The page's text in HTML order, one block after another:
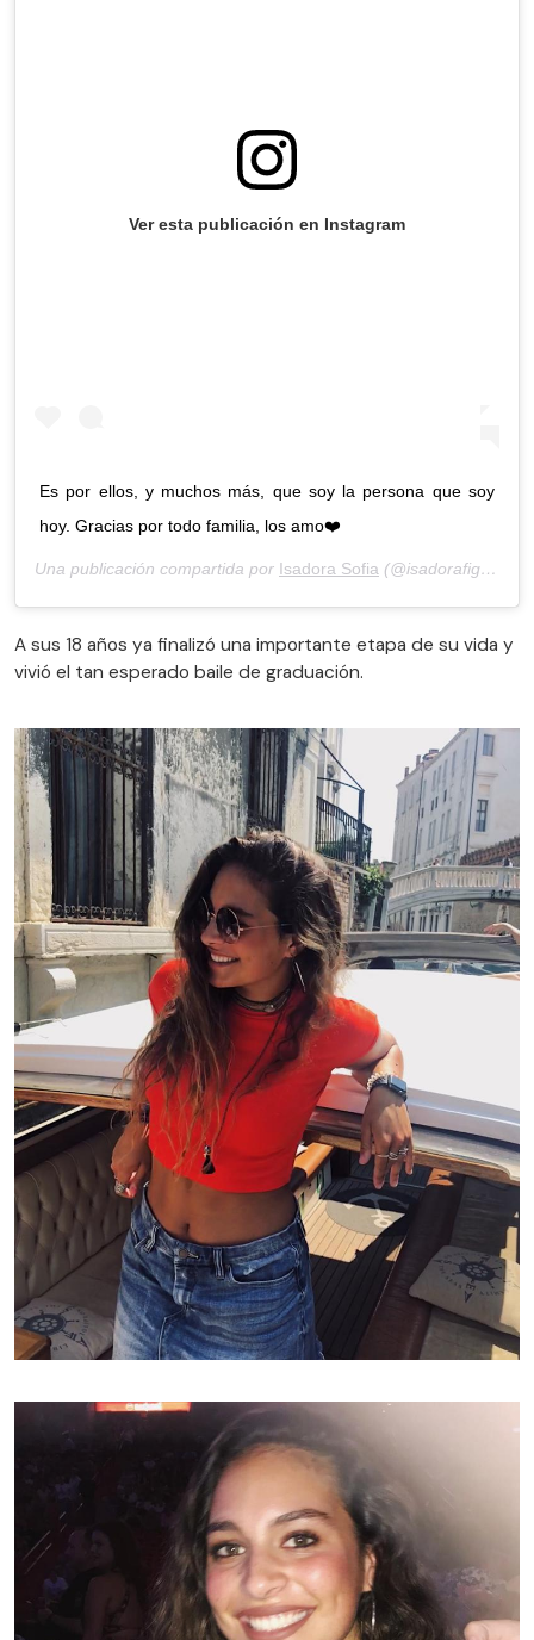
Ver esta publicación en Instagram
Es por ellos, y muchos más, que soy la persona que soy
hoy. Gracias por todo familia, los amo❤️
Una publicación compartida por Isadora Sofia (@isadorafigueroa) el
A sus 18 años ya finalizó una importante etapa de su vida y
vivió el tan esperado baile de graduación.